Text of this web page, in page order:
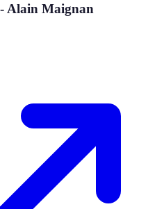
Alain Maignan